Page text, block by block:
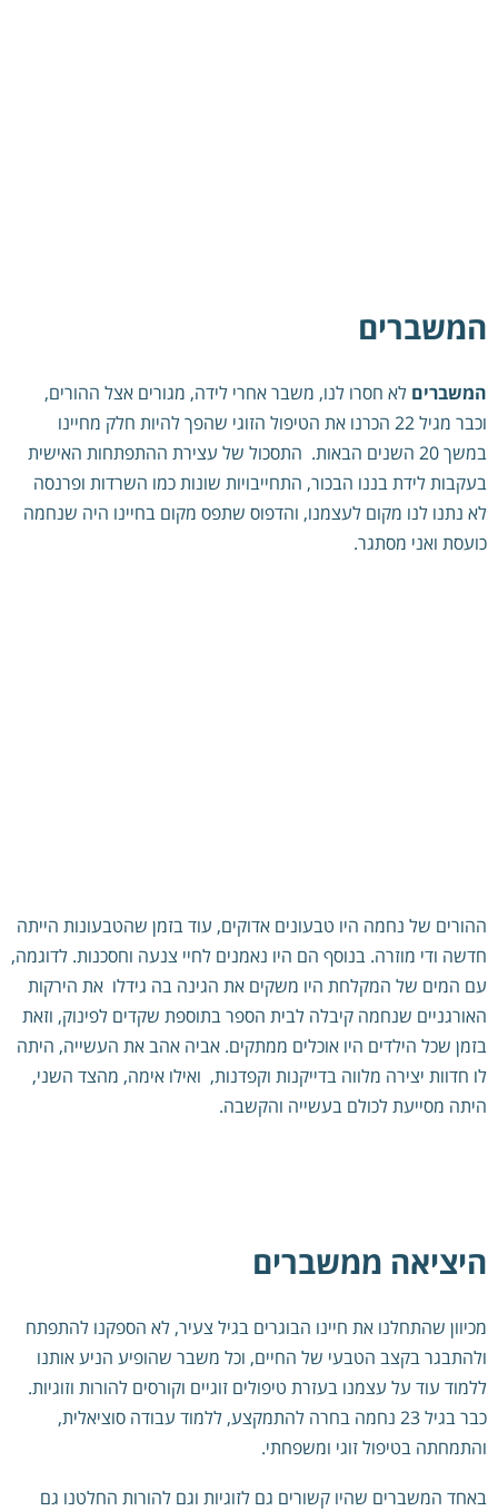
המשברים
המשברים לא חסרו לנו, משבר אחרי לידה, מגורים אצל ההורים,
וכבר מגיל 22 הכרנו את הטיפול הזוגי שהפך להיות חלק מחיינו
במשך 20 השנים הבאות. התסכול של עצירת ההתפתחות האישית
בעקבות לידת בננו הבכור, התחייבויות שונות כמו השרדות ופרנסה
לא נתנו לנו מקום לעצמנו, והדפוס שתפס מקום בחיינו היה שנחמה
כועסת ואני מסתגר.
ההורים של נחמה היו טבעונים אדוקים, עוד בזמן שהטבעונות הייתה
חדשה ודי מוזרה. בנוסף הם היו נאמנים לחיי צנעה וחסכנות. לדוגמה,
עם המים של המקלחת היו משקים את הגינה בה גידלו את הירקות
האורגניים שנחמה קיבלה לבית הספר בתוספת שקדים לפינוק, וזאת
בזמן שכל הילדים היו אוכלים ממתקים. אביה אהב את העשייה, היתה
לו חדוות יצירה מלווה בדייקנות וקפדנות, ואילו אימה, מהצד השני,
היתה מסייעת לכולם בעשייה והקשבה.
היציאה ממשברים
מכיוון שהתחלנו את חיינו הבוגרים בגיל צעיר, לא הספקנו להתפתח
ולהתבגר בקצב הטבעי של החיים, וכל משבר שהופיע הניע אותנו
ללמוד עוד על עצמנו בעזרת טיפולים זוגיים וקורסים להורות וזוגיות.
כבר בגיל 23 נחמה בחרה להתמקצע, ללמוד עבודה סוציאלית,
והתמחתה בטיפול זוגי ומשפחתי.
באחד המשברים שהיו קשורים גם לזוגיות וגם להורות החלטנו גם